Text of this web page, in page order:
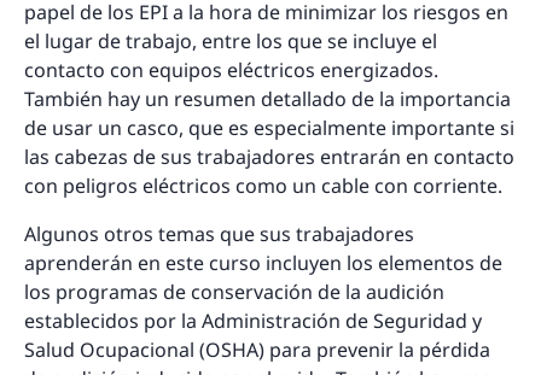
papel de los EPI a la hora de minimizar los riesgos en
el lugar de trabajo, entre los que se incluye el
contacto con equipos eléctricos energizados.
También hay un resumen detallado de la importancia
de usar un casco, que es especialmente importante si
las cabezas de sus trabajadores entrarán en contacto
con peligros eléctricos como un cable con corriente.
Algunos otros temas que sus trabajadores
aprenderán en este curso incluyen los elementos de
los programas de conservación de la audición
establecidos por la Administración de Seguridad y
Salud Ocupacional (OSHA) para prevenir la pérdida